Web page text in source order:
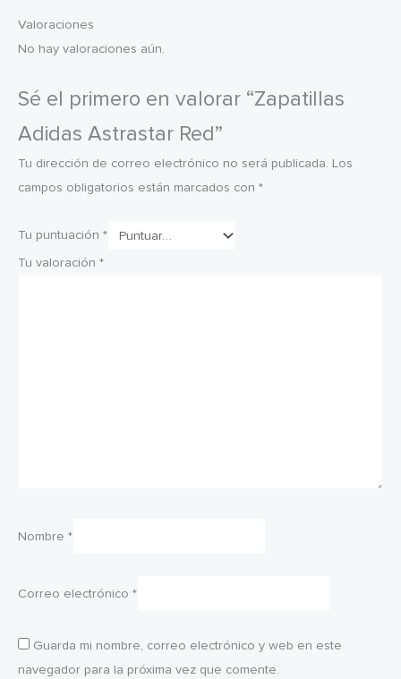
Valoraciones
No hay valoraciones aún.
Sé el primero en valorar “Zapatillas
Adidas Astrastar Red”
Tu dirección de correo electrónico no será publicada. Los
campos obligatorios están marcados con *
Tu puntuación *
Tu valoración *
Nombre *
Correo electrónico *
Guarda mi nombre, correo electrónico y web en este
navegador para la próxima vez que comente.